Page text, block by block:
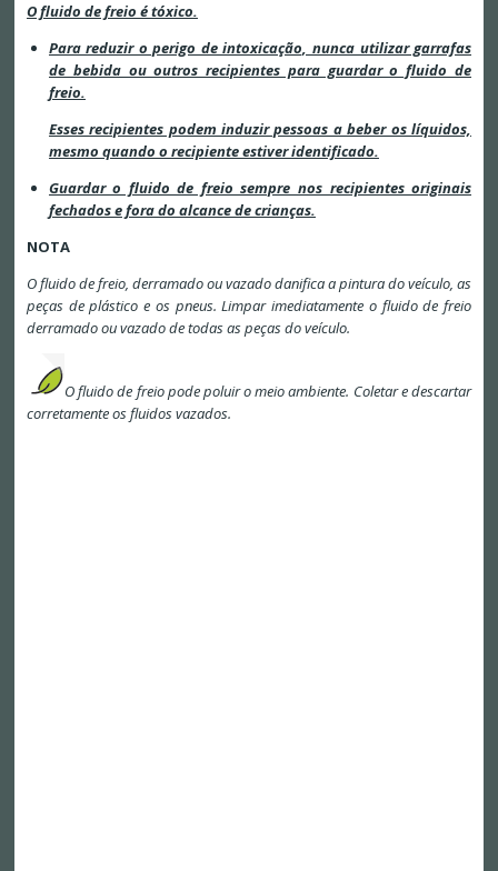
O fluido de freio é tóxico.
Para reduzir o perigo de intoxicação, nunca utilizar garrafas
de bebida ou outros recipientes para guardar o fluido de
freio.
Esses recipientes podem induzir pessoas a beber os líquidos,
mesmo quando o recipiente estiver identificado.
Guardar o fluido de freio sempre nos recipientes originais
fechados e fora do alcance de crianças.
NOTA
O fluido de freio, derramado ou vazado danifica a pintura do veículo, as
peças de plástico e os pneus. Limpar imediatamente o fluido de freio
derramado ou vazado de todas as peças do veículo.
O fluido de freio pode poluir o meio ambiente. Coletar e descartar
corretamente os fluidos vazados.